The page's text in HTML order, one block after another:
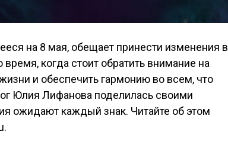
на 8 мая, обещает принести изменения в
когда стоит обратить внимание на
и обеспечить гармонию во всем, что
Юлия Лифанова поделилась своими
ожидают каждый знак. Читайте об этом